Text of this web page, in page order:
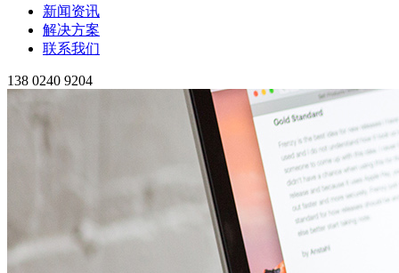
新闻资讯
解决方案
联系我们
138 0240 9204